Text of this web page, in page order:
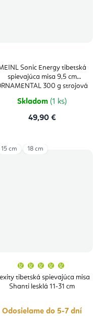
Sonic Energy tibetská
spievajúca misa 9,5 cm
300 g strojová
Skladom (1 ks)
49,90 €
26,2 cm
tibetská spievajúca misa
Shanti lesklá 11-31 cm
produktu
je
5,0
Odosielame do 5-7 dní
15 cm 18 cm